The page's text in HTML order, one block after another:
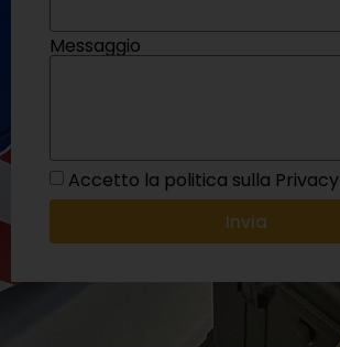
Messaggio
Accetto la politica sulla Privacy
Invia